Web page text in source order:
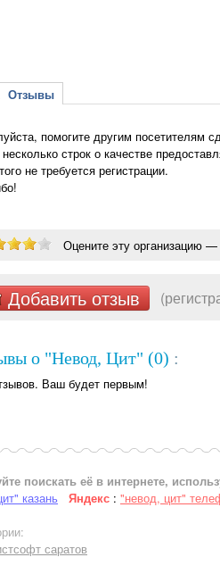
Отзывы
помогите другим посетителям
строк о качестве
не требуется регистрации.
Оцените эту организацию —
Добавить отзыв
о "Невод, Цит" (0) :
Ваш будет первым!
поискать её в интернете,
казань Яндекс : "невод, цит"
саратов